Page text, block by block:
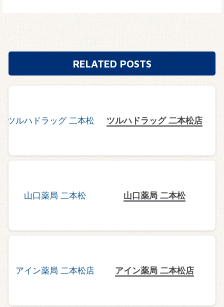
RELATED POSTS
ツルハドラッグ 二本松店
山口薬局 二本松
アイン薬局 二本松店